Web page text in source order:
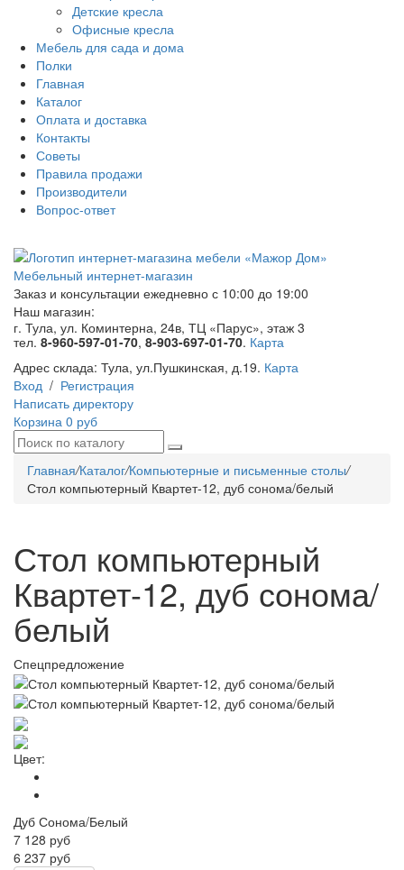
Детские кресла
Офисные кресла
Мебель для сада и дома
Полки
Главная
Каталог
Оплата и доставка
Контакты
Советы
Правила продажи
Производители
Вопрос-ответ
Мебельный интернет-магазин
Заказ и консультации ежедневно с 10:00 до 19:00
Наш магазин:
г. Тула, ул. Коминтерна, 24в, ТЦ «Парус», этаж 3
тел. 8-960-597-01-70, 8-903-697-01-70. Карта
Адрес склада: Тула, ул.Пушкинская, д.19. Карта
Вход / Регистрация
Написать директору
Корзина 0 руб
Главная/Каталог/Компьютерные и письменные столы/
Стол компьютерный Квартет-12, дуб сонома/белый
Стол компьютерный
Квартет-12, дуб сонома/
белый
Спецпредложение
Цвет:
Дуб Сонома/Белый
7 128 руб
6 237 руб